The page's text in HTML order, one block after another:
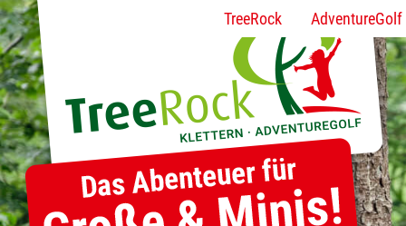
TreeRock AdventureGolf